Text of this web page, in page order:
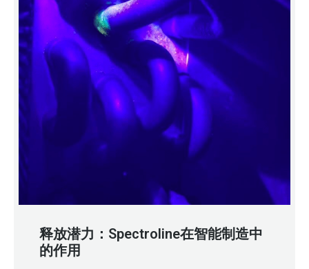
释放潜力：Spectroline在智能制造中
的作用